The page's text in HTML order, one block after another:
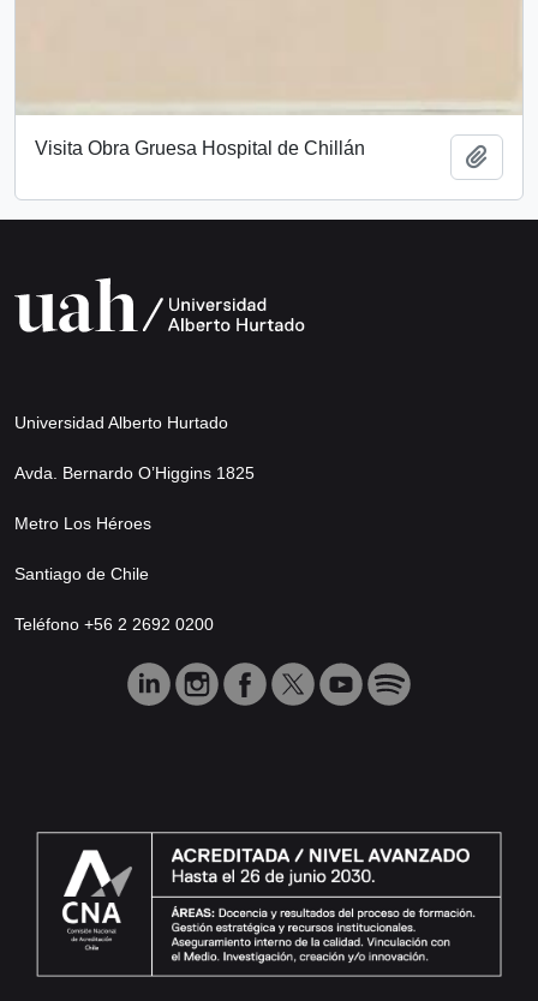
Visita Obra Gruesa Hospital de Chillán
Universidad Alberto Hurtado
Avda. Bernardo O’Higgins 1825
Metro Los Héroes
Santiago de Chile
Teléfono +56 2 2692 0200